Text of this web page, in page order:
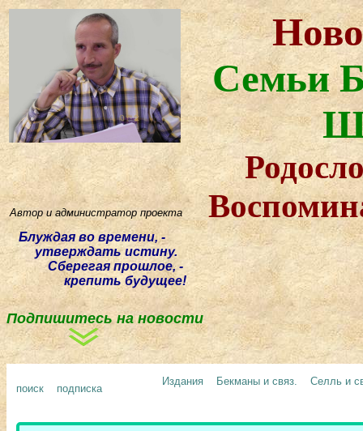
Семьи
Автор и администратор проекта
Блуждая во времени, -
утверждать истину.
Сберегая прошлое, -
крепить будущее!
Подпишитесь на новости
поиск подписка
Издания Бекманы и связ. Селль и